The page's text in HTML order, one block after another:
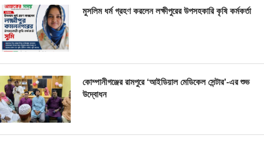
মুসলিম ধর্ম গ্রহণ করলেন লক্ষীপুরের উপসহকারি কৃষি কর্মকর্তা
কোম্পানীগঞ্জের রামপুরে ‘আইডিয়াল মেডিকেল সেন্টার’-এর শুভ
উদ্বোধন